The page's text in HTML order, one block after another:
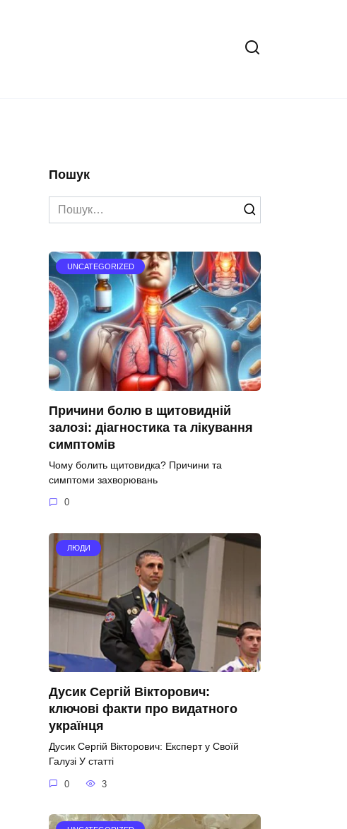
Пошук
Search
for:
UNCATEGORIZED
Причини болю в щитовидній
залозі: діагностика та лікування
симптомів
Чому болить щитовидка? Причини та
симптоми захворювань
0
ЛЮДИ
Дусик Сергій Вікторович:
ключові факти про видатного
українця
Дусик Сергій Вікторович: Експерт у Своїй
Галузі У статті
0 3